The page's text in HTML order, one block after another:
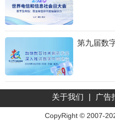
第九届数
关于我们 广告
CopyRight © 2007-